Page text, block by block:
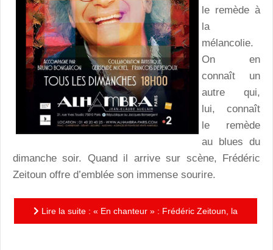
le remède à
la
mélancolie.
On en
connaît un
autre qui,
lui, connaît
le remède
au blues du
dimanche soir. Quand il arrive sur scène, Frédéric
Zeitoun offre d’emblée son immense sourire.
Lire la suite : « En chanteur » : Frédéric Zeitoun, la